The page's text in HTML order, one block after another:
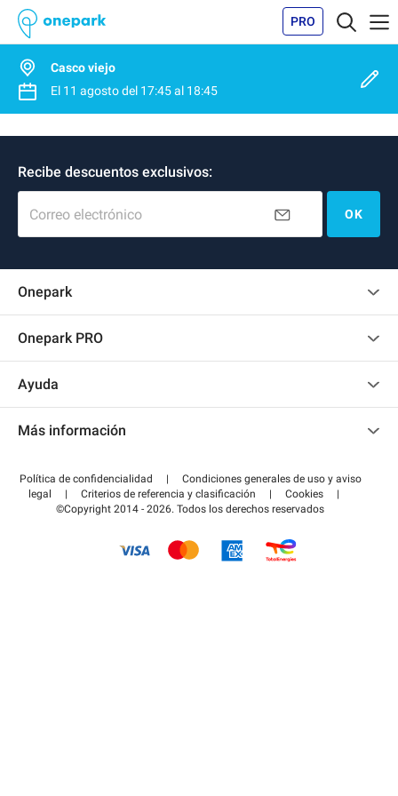
PRO
Casco viejo
El 11 agostodel 17:45al 18:45
Recibe descuentos exclusivos:
Correo electrónico OK
Onepark
Onepark PRO
Convertirse en colaborador
Acceder a mi área de colaborador
Ayuda
Pagar el aparcamiento FLOW
Más información
Guía de estacionamiento
Política de confidencialidad |
Condiciones generales de uso y aviso
legal
| Criterios de referencia y clasificación | Cookies
|
©Copyright 2014 - 2026. Todos los derechos reservados